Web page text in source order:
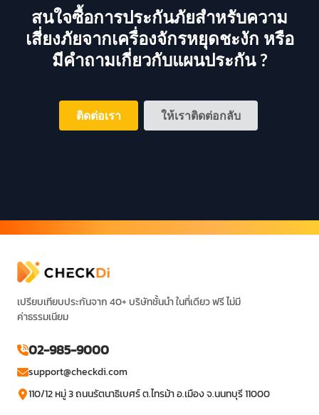
สนใจซื้อการประกันภัยสำหรับความ
เสี่ยงภัยจากเครื่องจักรหยุดชะงัก หรือ
มีคำถามเกี่ยวกับแผนประกัน ?
ติดต่อเรา ให้เราติดต่อกลับ
เปรียบเทียบประกันจาก 40+ บริษัทชั้นนำ ในที่เดียว ฟรี ไม่มี
ค่าธรรมเนียม
02-985-9000
support@checkdi.com
110/12 หมู่ 3 ถนนรัตนาธิเบศร์ ต.ไทรม้า อ.เมือง จ.นนทบุรี 11000